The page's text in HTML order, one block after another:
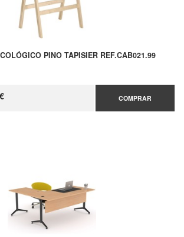
PINO TAPISIER REF.CAB021.99
COMPRAR